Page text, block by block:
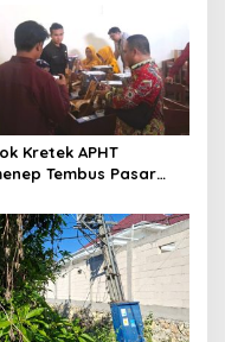
Kretek APHT
Tembus Pasar